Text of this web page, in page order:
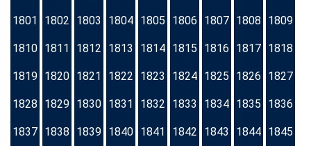
1801 1802 1803 1804 1805 1806 1807 1808 1809
1810 1811 1812 1813 1814 1815 1816 1817 1818
1819 1820 1821 1822 1823 1824 1825 1826 1827
1828 1829 1830 1831 1832 1833 1834 1835 1836
1837 1838 1839 1840 1841 1842 1843 1844 1845